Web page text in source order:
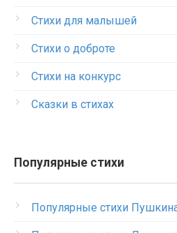
Стихи для малышей
Стихи о доброте
Стихи на конкурс
Сказки в стихах
Популярные стихи
Популярные стихи